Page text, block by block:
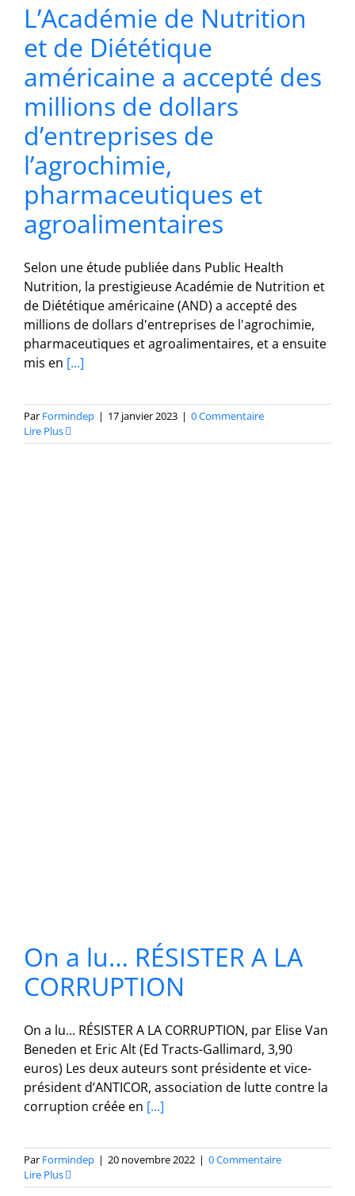
L’Académie de Nutrition
et de Diététique
américaine a accepté des
millions de dollars
d’entreprises de
l’agrochimie,
pharmaceutiques et
agroalimentaires
Selon une étude publiée dans Public Health
Nutrition, la prestigieuse Académie de Nutrition et
de Diététique américaine (AND) a accepté des
millions de dollars d'entreprises de l'agrochimie,
pharmaceutiques et agroalimentaires, et a ensuite
mis en [...]
Par Formindep | 17 janvier 2023 | 0 Commentaire
Lire Plus
On a lu… RÉSISTER A LA
CORRUPTION
On a lu... RÉSISTER A LA CORRUPTION, par Elise Van
Beneden et Eric Alt (Ed Tracts-Gallimard, 3,90
euros) Les deux auteurs sont présidente et vice-
président d’ANTICOR, association de lutte contre la
corruption créée en [...]
Par Formindep | 20 novembre 2022 | 0 Commentaire
Lire Plus